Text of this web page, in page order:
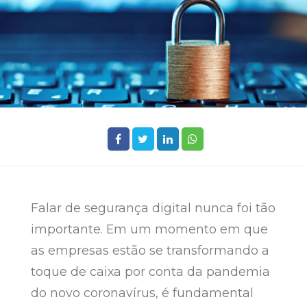
Falar de segurança digital nunca foi tão
importante. Em um momento em que
as empresas estão se transformando a
toque de caixa por conta da pandemia
do novo coronavírus, é fundamental